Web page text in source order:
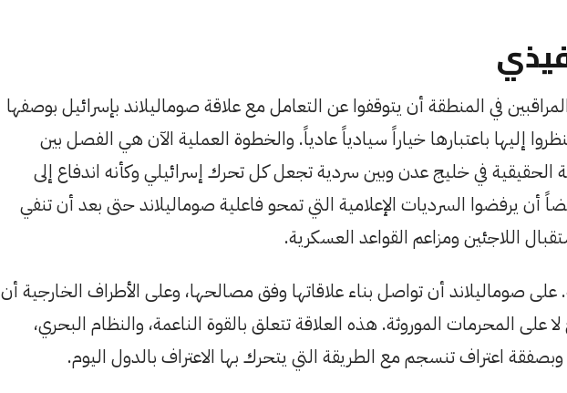
في المنطقة أن يتوقفوا عن التعامل مع علاقة صوماليلاند بإسرائيل بوصفها
إليها باعتبارها خياراً سيادياً عادياً. والخطوة العملية الآن هي الفصل بين
الحقيقية في خليج عدن وبين سردية تجعل كل تحرك إسرائيلي وكأنه اندفاع إلى
أن يرفضوا السرديات الإعلامية التي تمحو فاعلية صوماليلاند حتى بعد أن تنفي
اللاجئين ومزاعم القواعد العسكرية.
صوماليلاند أن تواصل بناء علاقاتها وفق مصالحها، وعلى الأطراف الخارجية أن
على المحرمات الموروثة. هذه العلاقة تتعلق بالقوة الناعمة، والنظام البحري،
وبصفقة اعتراف تنسجم مع الطريقة التي يتحرك بها الاعتراف بالدول اليوم.